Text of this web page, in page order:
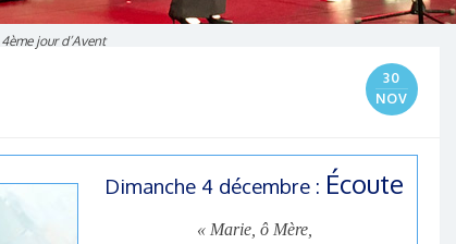
4ème jour d’Avent
30
NOV
Dimanche 4 décembre : Écoute
« Marie, ô Mère,